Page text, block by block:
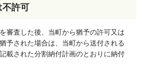
不許可
審査した後、当町から猶予の許可又は
予された場合は、当町から送付される
載された分割納付計画のとおりに納付